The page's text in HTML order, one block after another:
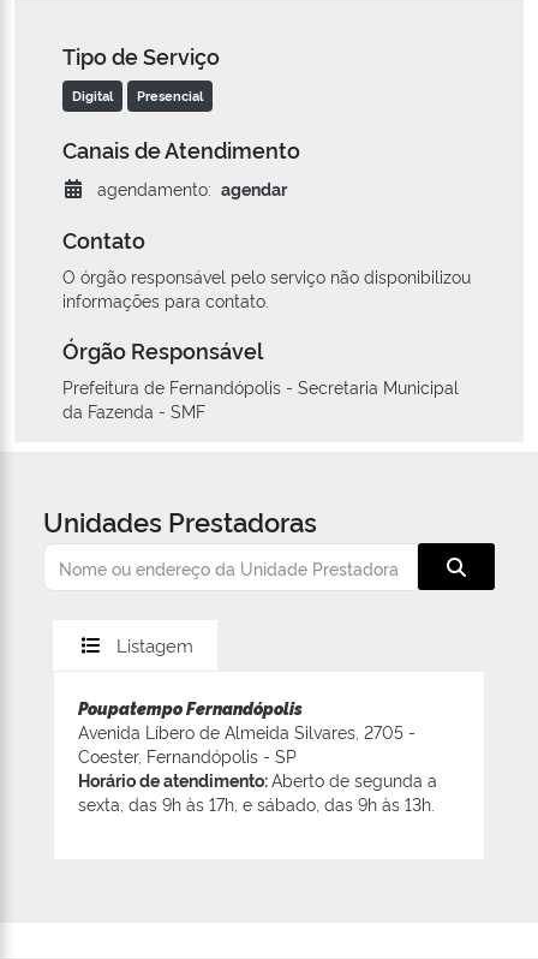
Tipo de Serviço
Digital Presencial
Canais de Atendimento
agendamento: agendar
Contato
O órgão responsável pelo serviço não disponibilizou
informações para contato.
Órgão Responsável
Prefeitura de Fernandópolis - Secretaria Municipal
da Fazenda - SMF
Unidades Prestadoras
Listagem
Poupatempo Fernandópolis
Avenida Líbero de Almeida Silvares, 2705 -
Coester, Fernandópolis - SP
Horário de atendimento:Aberto de segunda a
sexta, das 9h às 17h, e sábado, das 9h às 13h.